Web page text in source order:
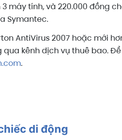
máy tính, và 220.000 đồng
Symantec.
AntiVirus 2007 hoặc mới
kênh dịch vụ thuê bao.
.
di động